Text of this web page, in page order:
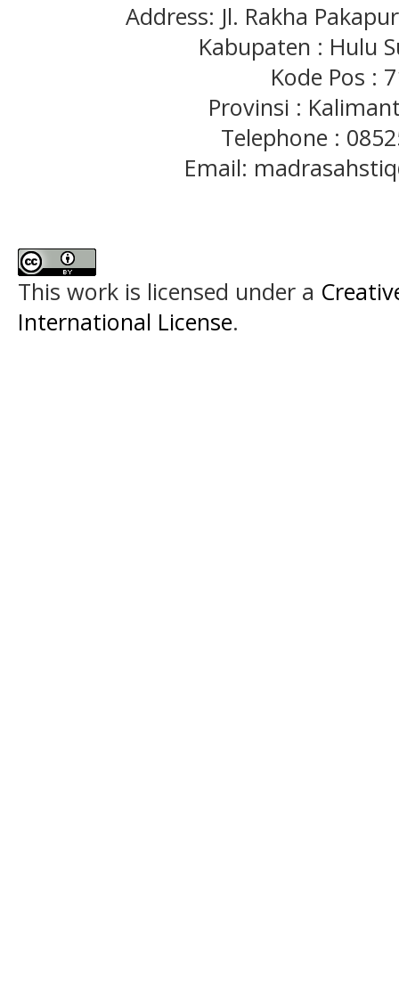
Address: Jl. Rakha
Kabupaten : Hulu
Kode Pos :
Provinsi :
Telephone :
Email:
This work is licensed under a
International License.